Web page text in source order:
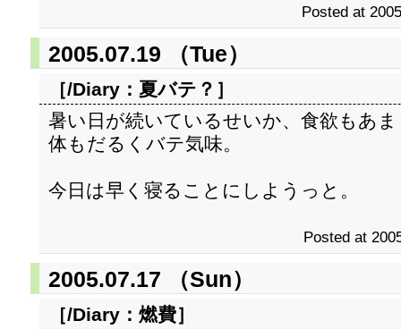
Posted at
2005.07.19 （Tue）
［/Diary： 夏バテ？ ］
暑い日が続いているせいか、食欲もあ
体もだるくバテ気味。
今日は早く寝ることにしようっと。
Posted at
2005.07.17 （Sun）
［/Diary： 燃費］